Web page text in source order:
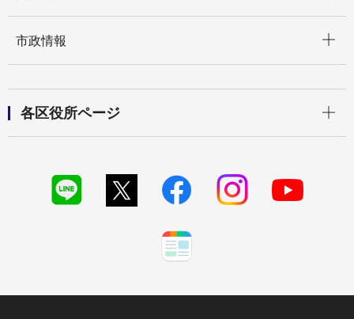
市政情報
各区役所ページ